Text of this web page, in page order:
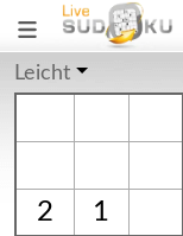
Leicht
2
1